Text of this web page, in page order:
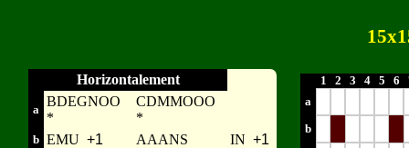
Horizontalement
a
BDEGNOO
*
CDMMOOO
*
b EMU +1 AAANS IN +1
1 2 3 4 5 6
a
b